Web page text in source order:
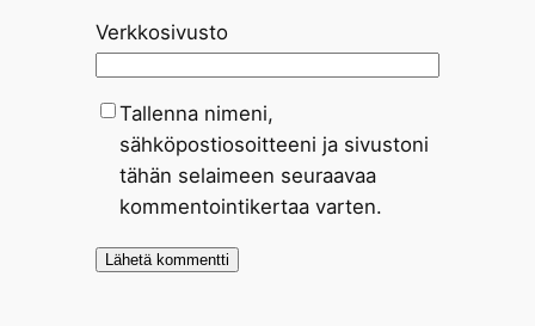
Verkkosivusto
Tallenna nimeni,
sähköpostiosoitteeni ja sivustoni
tähän selaimeen seuraavaa
kommentointikertaa varten.